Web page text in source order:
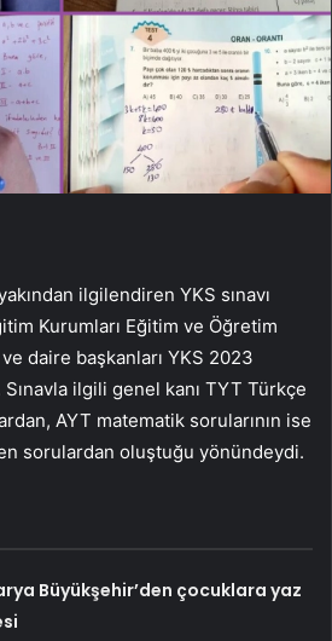
ilgilendiren YKS sınavı
Kurumları Eğitim ve Öğretim
daire başkanları YKS 2023
Sınavla ilgili genel kanı TYT Türkçe
AYT matematik sorularının ise
sorulardan oluştuğu yönündeydi.
Büyükşehir’den çocuklara yaz